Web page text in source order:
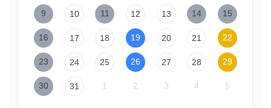
9 10 11 12 13 14 15
16 17 18 19 20 21 22
23 24 25 26 27 28 29
30 31 1 2 3 4 5